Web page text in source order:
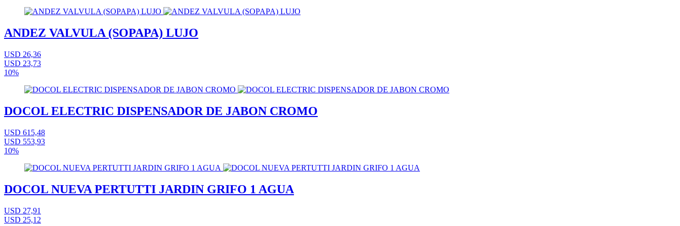
ANDEZ VALVULA (SOPAPA) LUJO
USD 26,36
USD 23,73
10%
DOCOL ELECTRIC DISPENSADOR DE JABON CROMO
USD 615,48
USD 553,93
10%
DOCOL NUEVA PERTUTTI JARDIN GRIFO 1 AGUA
USD 27,91
USD 25,12